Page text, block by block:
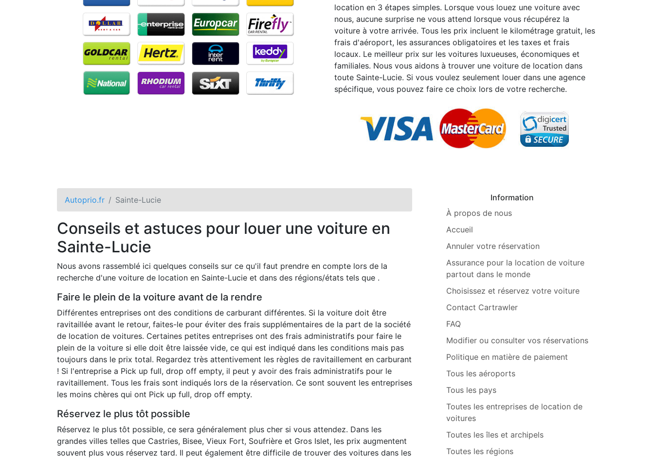
location en 3 étapes simples. Lorsque vous louez une voiture avec
nous, aucune surprise ne vous attend lorsque vous récupérez la
voiture à votre arrivée. Tous les prix incluent le kilométrage gratuit, les
frais d'aéroport, les assurances obligatoires et les taxes et frais
locaux. Le meilleur prix sur les voitures luxueuses, économiques et
familiales. Nous vous aidons à trouver une voiture de location dans
toute Sainte-Lucie. Si vous voulez seulement louer dans une agence
spécifique, vous pouvez faire ce choix lors de votre recherche.
Autoprio.fr Sainte-Lucie
Conseils et astuces pour louer une voiture en
Sainte-Lucie
Nous avons rassemblé ici quelques conseils sur ce qu'il faut prendre en compte lors de la
recherche d'une voiture de location en Sainte-Lucie et dans des régions/états tels que .
Faire le plein de la voiture avant de la rendre
Différentes entreprises ont des conditions de carburant différentes. Si la voiture doit être
ravitaillée avant le retour, faites-le pour éviter des frais supplémentaires de la part de la société
de location de voitures. Certaines petites entreprises ont des frais administratifs pour faire le
plein de la voiture si elle doit être laissée vide, ce qui est indiqué dans les conditions mais pas
toujours dans le prix total. Regardez très attentivement les règles de ravitaillement en carburant
! Si l'entreprise a Pick up full, drop off empty, il peut y avoir des frais administratifs pour le
ravitaillement. Tous les frais sont indiqués lors de la réservation. Ce sont souvent les entreprises
les moins chères qui ont Pick up full, drop off empty.
Réservez le plus tôt possible
Réservez le plus tôt possible, ce sera généralement plus cher si vous attendez. Dans les
grandes villes telles que Castries, Bisee, Vieux Fort, Soufrière et Gros Islet, les prix augmentent
souvent plus vous réservez tard. Il peut également être difficile de trouver des voitures dans les
Information
À propos de nous
Accueil
Annuler votre réservation
Assurance pour la location de voiture
partout dans le monde
Choisissez et réservez votre voiture
Contact Cartrawler
FAQ
Modifier ou consulter vos réservations
Politique en matière de paiement
Tous les aéroports
Tous les pays
Toutes les entreprises de location de
voitures
Toutes les îles et archipels
Toutes les régions